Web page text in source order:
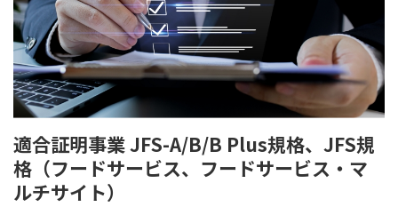
適合証明事業 JFS-A/B/B Plus規格、JFS規
格（フードサービス、フードサービス・マ
ルチサイト）